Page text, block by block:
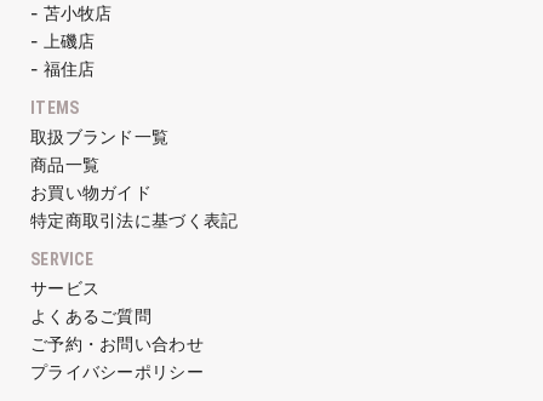
- 苫小牧店
- 上磯店
- 福住店
ITEMS
取扱ブランド一覧
商品一覧
お買い物ガイド
特定商取引法に基づく表記
SERVICE
サービス
よくあるご質問
ご予約・お問い合わせ
プライバシーポリシー